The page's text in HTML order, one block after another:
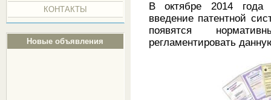
КОНТАКТЫ
Новые объявления
В октябре 2014 года
введение патентной
появятся
регламентировать